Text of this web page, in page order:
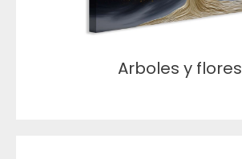
Arboles y flores